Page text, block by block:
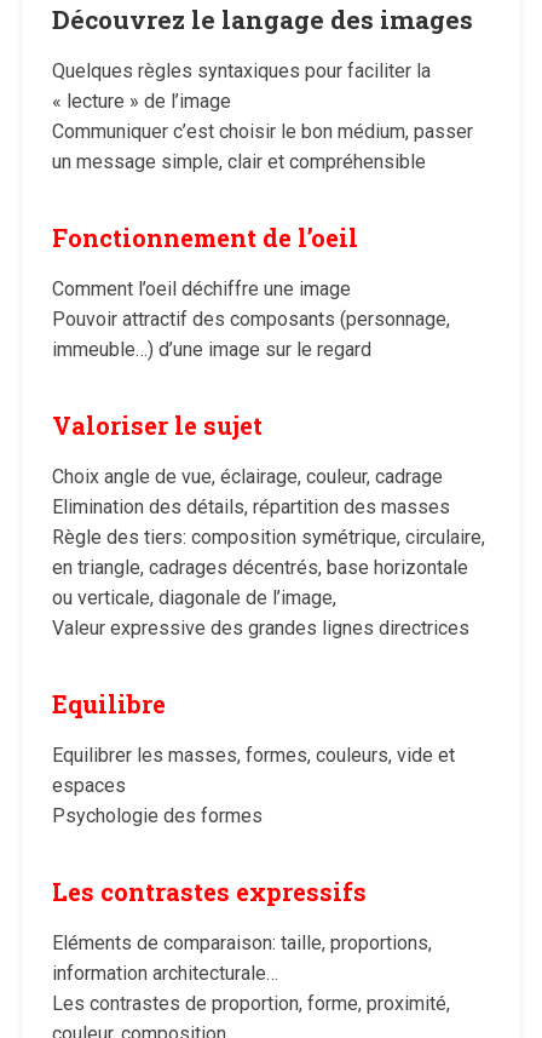
Découvrez le langage des images
Quelques règles syntaxiques pour faciliter la
« lecture » de l’image
Communiquer c’est choisir le bon médium, passer
un message simple, clair et compréhensible
Fonctionnement de l’oeil
Comment l’oeil déchiffre une image
Pouvoir attractif des composants (personnage,
immeuble…) d’une image sur le regard
Valoriser le sujet
Choix angle de vue, éclairage, couleur, cadrage
Elimination des détails, répartition des masses
Règle des tiers: composition symétrique, circulaire,
en triangle, cadrages décentrés, base horizontale
ou verticale, diagonale de l’image,
Valeur expressive des grandes lignes directrices
Equilibre
Equilibrer les masses, formes, couleurs, vide et
espaces
Psychologie des formes
Les contrastes expressifs
Eléments de comparaison: taille, proportions,
information architecturale…
Les contrastes de proportion, forme, proximité,